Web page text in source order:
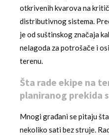
otkrivenih kvarova na
distributivnog sistema.
je od suštinskog značaja
nelagoda za potrošače i
terenu.
Šta rade ekipe na
planiranog prekida
Mnogi građani se pitaju
nekoliko sati bez struje.